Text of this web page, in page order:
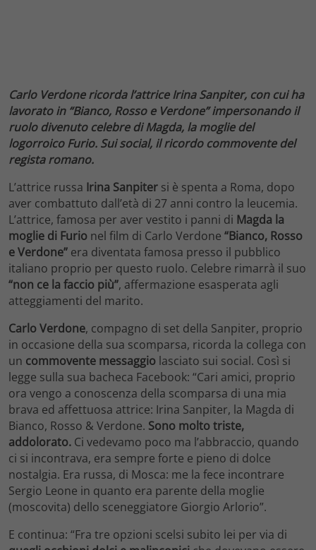
Carlo Verdone ricorda l’attrice Irina Sanpiter, con cui ha
lavorato in “Bianco, Rosso e Verdone” impersonando il
ruolo divenuto celebre di Magda, la moglie del
logorroico Furio. Sui social, il ricordo commovente del
regista romano.
L’attrice russa Irina Sanpiter si è spenta a Roma, dopo
aver combattuto dall’età di 27 anni contro la leucemia.
L’attrice, famosa per aver vestito i panni di Magda la
moglie di Furio nel film di Carlo Verdone “Bianco, Rosso
e Verdone” era diventata famosa presso il pubblico
italiano proprio per questo ruolo. Celebre rimarrà il suo
“non ce la faccio più”, affermazione esasperata agli
atteggiamenti del marito.
Carlo Verdone, compagno di set della Sanpiter, proprio
in occasione della sua scomparsa, ricorda la collega con
un commovente messaggio lasciato sui social. Così si
legge sulla sua bacheca Facebook: “Cari amici, proprio
ora vengo a conoscenza della scomparsa di una mia
brava ed affettuosa attrice: Irina Sanpiter, la Magda di
Bianco, Rosso & Verdone. Sono molto triste,
addolorato. Ci vedevamo poco ma l’abbraccio, quando
ci si incontrava, era sempre forte e pieno di dolce
nostalgia. Era russa, di Mosca: me la fece incontrare
Sergio Leone in quanto era parente della moglie
(moscovita) dello sceneggiatore Giorgio Arlorio”.
E continua: “Fra tre opzioni scelsi subito lei per via di